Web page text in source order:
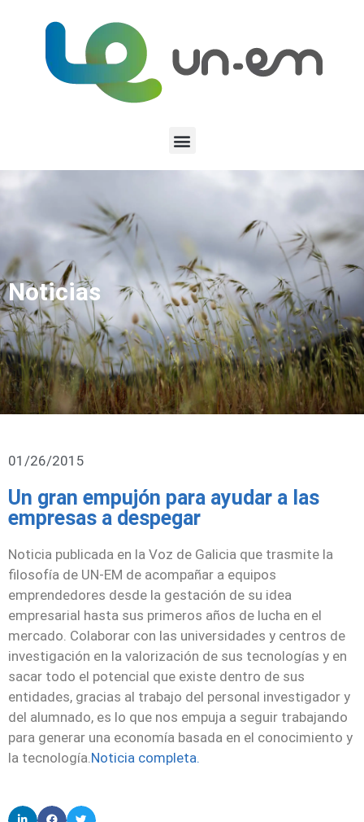
Noticias
01/26/2015
Un gran empujón para ayudar a las
empresas a despegar
Noticia publicada en la Voz de Galicia que trasmite la
filosofía de UN-EM de acompañar a equipos
emprendedores desde la gestación de su idea
empresarial hasta sus primeros años de lucha en el
mercado. Colaborar con las universidades y centros de
investigación en la valorización de sus tecnologías y en
sacar todo el potencial que existe dentro de sus
entidades, gracias al trabajo del personal investigador y
del alumnado, es lo que nos empuja a seguir trabajando
para generar una economía basada en el conocimiento y
la tecnología.Noticia completa.